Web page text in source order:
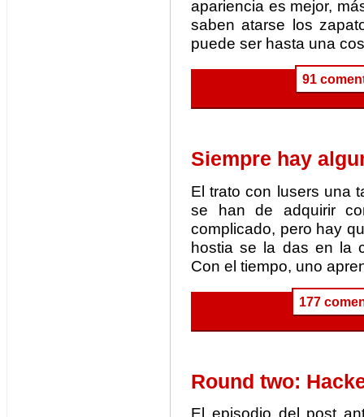
apariencia es mejor,
saben atarse los
puede ser hasta una
91
Siempre hay
El trato con lusers una
se han de adquirir
complicado, pero hay
hostia se la das en la
Con el tiempo, uno
177
Round two:
El episodio del post